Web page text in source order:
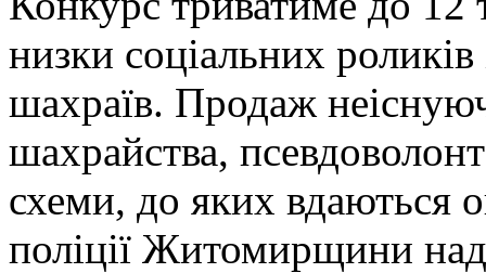
низки соціальних
шахраїв. Продаж
шахрайства,
схеми, до яких
поліції Житомирщини